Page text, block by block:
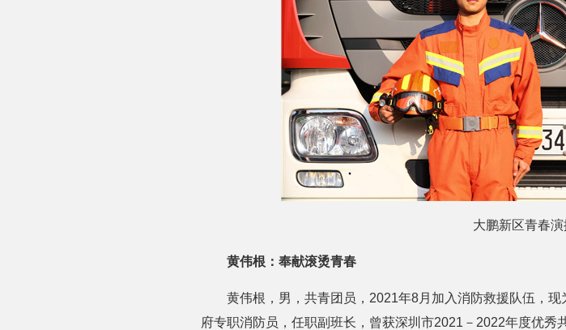
大鹏新区青春演
黄伟根：奉献滚烫青春
黄伟根，男，共青团员，2021年8月加入消防救援队伍，
府专职消防员，任职副班长，曾获深圳市2021－2022年度优秀